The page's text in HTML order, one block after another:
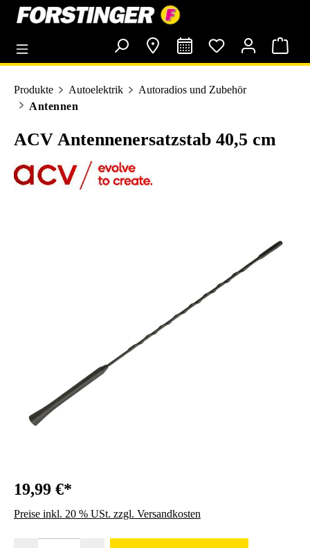
springen
Produkte Autoelektrik
Autoradios und Zubehör
Antennen
ACV Antennenersatzstab 40,5 cm
19,99 €*
Preise inkl. 20 % USt. zzgl. Versandkosten